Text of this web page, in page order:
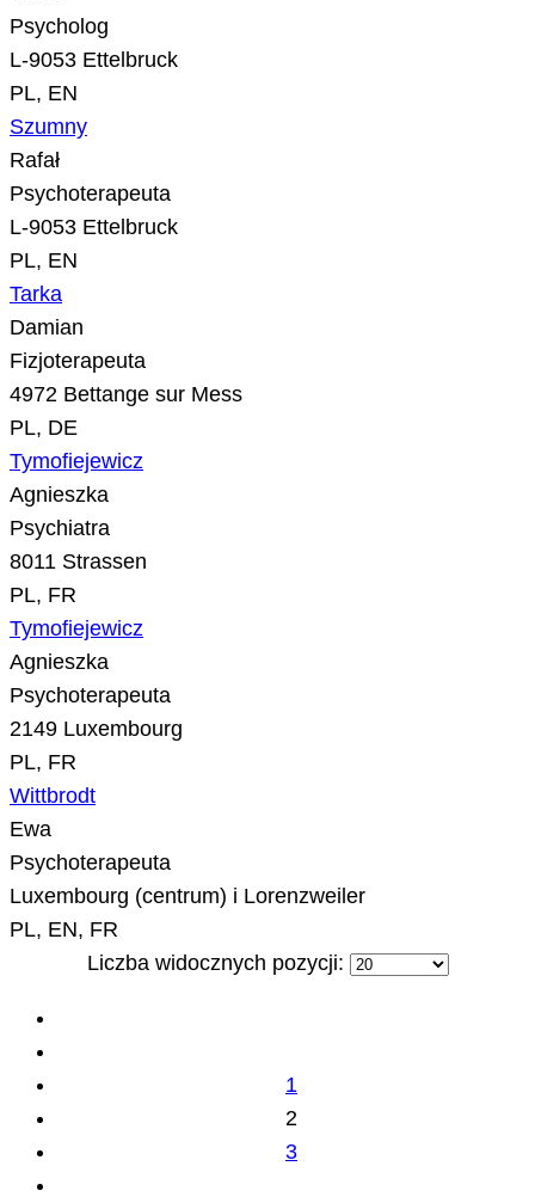
Psycholog
L-9053 Ettelbruck
PL, EN
Szumny
Rafał
Psychoterapeuta
L-9053 Ettelbruck
PL, EN
Tarka
Damian
Fizjoterapeuta
4972 Bettange sur Mess
PL, DE
Tymofiejewicz
Agnieszka
Psychiatra
8011 Strassen
PL, FR
Tymofiejewicz
Agnieszka
Psychoterapeuta
2149 Luxembourg
PL, FR
Wittbrodt
Ewa
Psychoterapeuta
Luxembourg (centrum) i Lorenzweiler
PL, EN, FR
Liczba widocznych pozycji:
1
2
3